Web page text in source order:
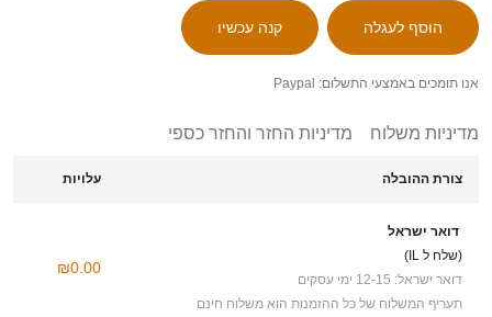
אנו תומכים באמצעי התשלום: Paypal
מדיניות משלוח מדיניות החזר והחזר כספי
צורת ההובלה עלויות
דואר ישראל
(שלח ל IL)
דואר ישראל: 12-15 ימי עסקים
תעריף המשלוח של כל ההזמנות הוא משלוח חינם
₪0.00